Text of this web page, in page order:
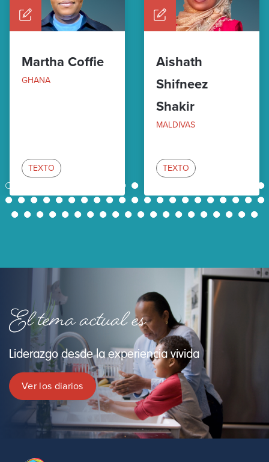
Martha Coffie
GHANA
TEXTO
Aishath
Shifneez
Shakir
MALDIVAS
TEXTO
1 10 11
21
22
23 24 25 26 27 28 29 30 31 32 33 34 35 36 37 38 39 40 41
42
43
44 45 46 47 48 49 50 51 52 53 54 55 56 57 58 59 60 61 62
El tema actual es
Liderazgo desde la experiencia vivida
Ver los diarios